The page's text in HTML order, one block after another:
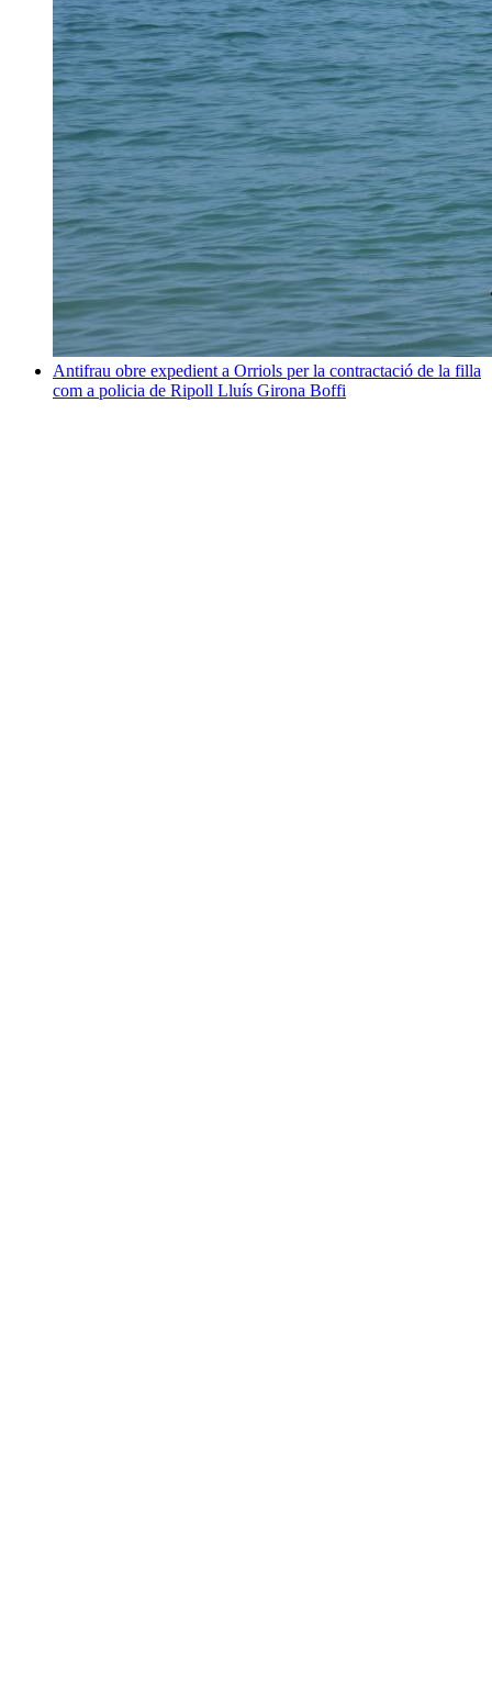
Antifrau obre expedient a Orriols per la contractació de la filla
com a policia de Ripoll Lluís Girona Boffi